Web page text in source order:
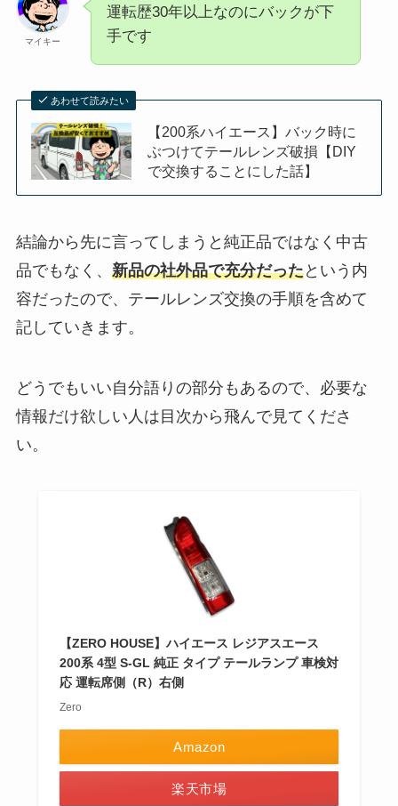
マイキー
運転歴30年以上なのにバックが下
手です
あわせて読みたい
【200系ハイエース】バック時に
ぶつけてテールレンズ破損【DIY
で交換することにした話】
結論から先に言ってしまうと純正品ではなく中古
品でもなく、 新品の社外品で充分だったという内
容だったので、テールレンズ交換の手順を含めて
記していきます。
どうでもいい自分語りの部分もあるので、必要な
情報だけ欲しい人は目次から飛んで見てくださ
い。
【ZERO HOUSE】ハイエース レジアスエース
200系 4型 S-GL 純正 タイプ テールランプ 車検対
応 運転席側（R）右側
Zero
Amazon
楽天市場